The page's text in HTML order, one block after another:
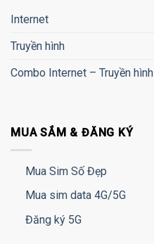
Internet
Truyền hình
Combo Internet – Truyền hình
MUA SẮM & ĐĂNG KÝ
Mua Sim Số Đẹp
Mua sim data 4G/5G
Đăng ký 5G